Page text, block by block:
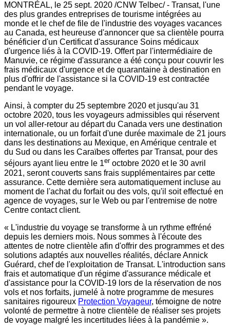
MONTRÉAL, le 25 sept. 2020 /CNW Telbec/ - Transat, l'une
des plus grandes entreprises de tourisme intégrées au
monde et le chef de file de l'industrie des voyages vacances
au Canada, est heureuse d'annoncer que sa clientèle pourra
bénéficier d'un Certificat d'assurance Soins médicaux
d'urgence liés à la COVID-19. Offert par l'intermédiaire de
Manuvie, ce régime d'assurance a été conçu pour couvrir les
frais médicaux d'urgence et de quarantaine à destination en
plus d'offrir de l'assistance si la COVID-19 est contractée
pendant le voyage.
Ainsi, à compter du 25 septembre 2020 etjusqu'au 31
octobre 2020, tous les voyageurs admissibles qui réservent
un vol aller-retour au départ du Canada vers une destination
internationale, ou un forfait d'une durée maximale de 21 jours
dans les destinations au Mexique, en Amérique centrale et
du Sud ou dans les Caraïbes offertes par Transat, pour des
séjours ayant lieu entre le 1er octobre 2020 etle 30 avril
2021, seront couverts sans frais supplémentaires par cette
assurance. Cette dernière sera automatiquement incluse au
moment de l'achat du forfait ou des vols, qu'il soit effectué en
agence de voyages, sur le Web ou par l'entremise de notre
Centre contact client.
« L'industrie du voyage se transforme à un rythme effréné
depuis les derniers mois. Nous sommes à l'écoute des
attentes de notre clientèle afin d'offrir des programmes et des
solutions adaptés aux nouvelles réalités, déclare Annick
Guérard, chef de l'exploitation de Transat. L'introduction sans
frais et automatique d'un régime d'assurance médicale et
d'assistance pour la COVID-19 lors de la réservation de nos
vols et nos forfaits, jumelé à notre programme de mesures
sanitaires rigoureux Protection Voyageur, témoigne de notre
volonté de permettre à notre clientèle de réaliser ses projets
de voyage malgré les incertitudes liées à la pandémie ».